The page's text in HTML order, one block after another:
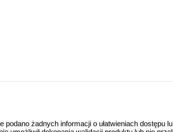
podano żadnych informacji o ułatwieniach dostępu